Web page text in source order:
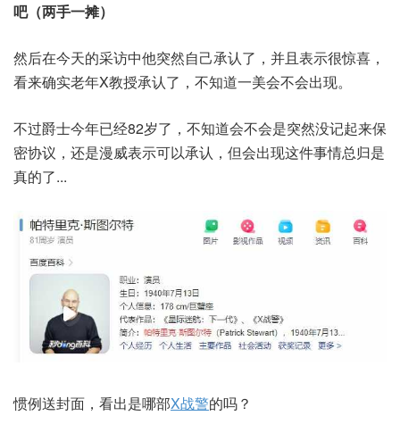
吧（两手一摊）
然后在今天的采访中他突然自己承认了，并且表示很惊喜，
看来确实老年X教授承认了，不知道一美会不会出现。
不过爵士今年已经82岁了，不知道会不会是突然没记起来保
密协议，还是漫威表示可以承认，但会出现这件事情总归是
真的了...
惯例送封面，看出是哪部X战警的吗？